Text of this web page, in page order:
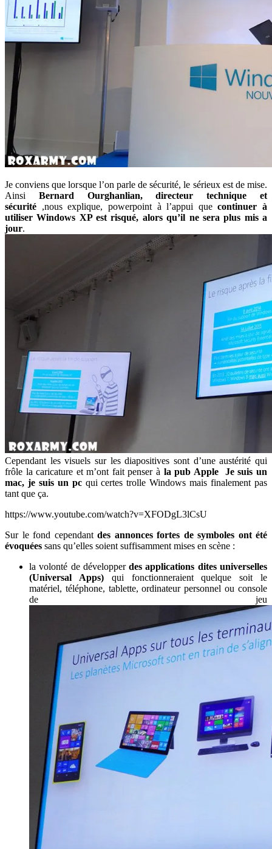
Je conviens que lorsque l’on parle de sécurité, le sérieux est de mise.
Ainsi Bernard Ourghanlian, directeur technique et
sécurité ,nous explique, powerpoint à l’appui quecontinuer à
utiliser Windows XP est risqué, alors qu’il ne sera plus mis a
jour.
Cependant les visuels sur les diapositives sont d’une austérité qui
frôle la caricature et m’ont fait penser à la pub Apple Je suis un
mac, je suis un pcqui certes trolle Windows mais finalement pas
tant que ça.
https://www.youtube.com/watch?v=XFODgL3lCsU
Sur le fond cependant des annonces fortes de symboles ont été
évoquées sans qu’elles soient suffisamment mises en scène :
la volonté de développerdes applications dites universelles
(Universal Apps)qui fonctionneraient quelque soit le
matériel, téléphone, tablette, ordinateur personnel ou console
de jeu